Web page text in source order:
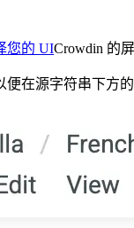
您的 UICrowdin 的
在源字符串下方